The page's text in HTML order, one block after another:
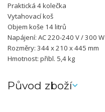
Praktická 4 kolečka
Vytahovací koš
Objem koše 14 litrů
Napájení: AC 220-240 V / 300 W
Rozměry: 344 x 210 x 445 mm
Hmotnost: přibl. 5,4 kg
Původ zboží